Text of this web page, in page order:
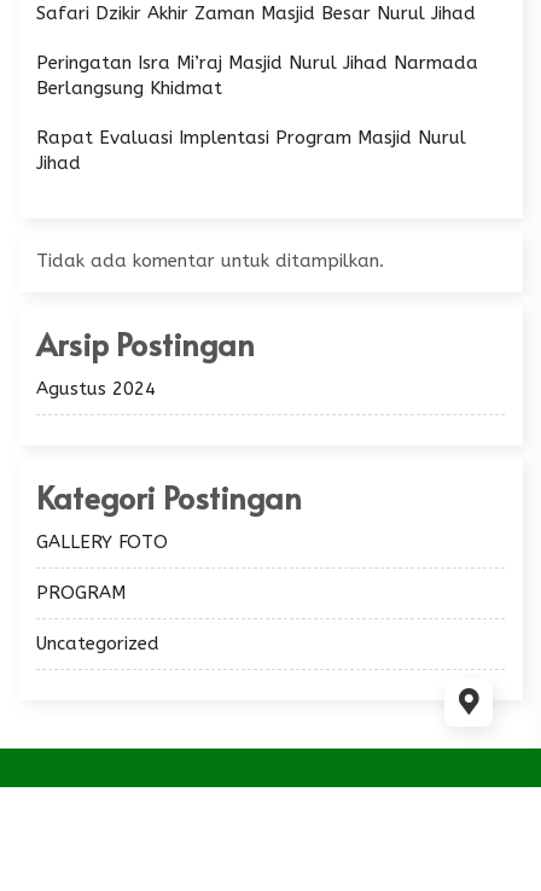
Safari Dzikir Akhir Zaman Masjid Besar Nurul Jihad
Peringatan Isra Mi’raj Masjid Nurul Jihad Narmada
Berlangsung Khidmat
Rapat Evaluasi Implentasi Program Masjid Nurul
Jihad
Tidak ada komentar untuk ditampilkan.
Arsip Postingan
Agustus 2024
Kategori Postingan
GALLERY FOTO
PROGRAM
Uncategorized